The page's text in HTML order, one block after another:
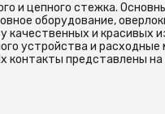
и цепного стежка.
оборудование,
и красивых
устройства и
контакты представлены